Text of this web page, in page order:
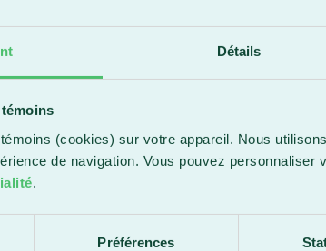
Détails
(cookies) sur votre appareil. Nous
de navigation. Vous pouvez
.
Préférences
: